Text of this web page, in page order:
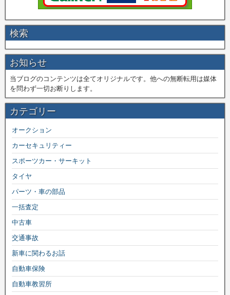
検索
お知らせ
当ブログのコンテンツは全てオリジナルです。他への無断転用は媒体
を問わず一切お断りします。
カテゴリー
オークション
カーセキュリティー
スポーツカー・サーキット
タイヤ
パーツ・車の部品
一括査定
中古車
交通事故
新車に関わるお話
自動車保険
自動車教習所